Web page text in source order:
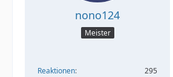
nono124
Meister
Reaktionen
295